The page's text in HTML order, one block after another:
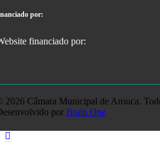
por:
2026 Câmara Municipal de Arouca.
por Brain One